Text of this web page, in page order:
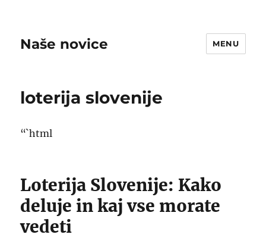
Naše novice MENU
loterija slovenije
“`html
Loterija Slovenije: Kako
deluje in kaj vse morate
vedeti